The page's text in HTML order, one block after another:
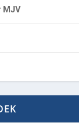
MJV